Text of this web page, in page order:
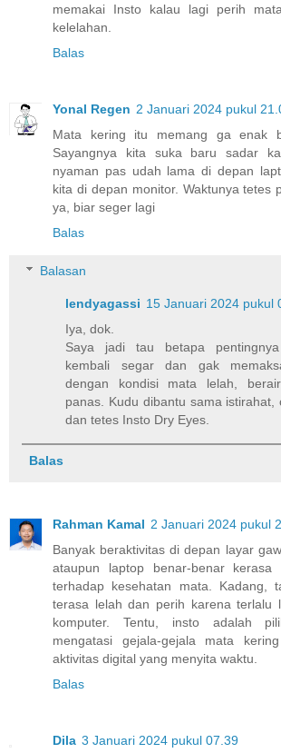
memakai Insto kalau lagi perih
kelelahan.
Balas
Yonal Regen 2 Januari 2024 pukul
Mata kering itu memang ga enak
Sayangnya kita suka baru sadar
nyaman pas udah lama di depan
kita di depan monitor. Waktunya tetes
ya, biar seger lagi
Balas
Balasan
lendyagassi 15 Januari 2024 pukul
Iya, dok.
Saya jadi tau betapa
kembali segar dan gak
dengan kondisi mata lelah,
panas. Kudu dibantu sama istirahat,
dan tetes Insto Dry Eyes.
Balas
Rahman Kamal 2 Januari 2024 pukul
Banyak beraktivitas di depan layar
ataupun laptop benar-benar kerasa
terhadap kesehatan mata. Kadang,
terasa lelah dan perih karena terlalu
komputer. Tentu, insto adalah
mengatasi gejala-gejala mata
aktivitas digital yang menyita waktu.
Balas
Dila 3 Januari 2024 pukul 07.39